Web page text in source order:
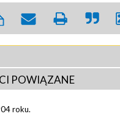
POWIĄZANE
roku.